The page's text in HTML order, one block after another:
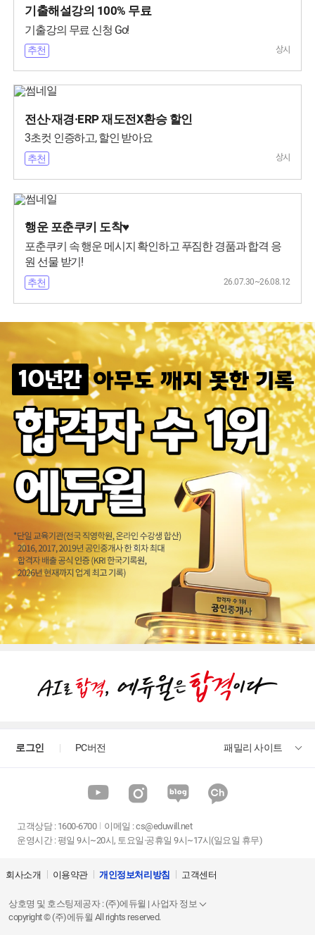
기출해설강의 100% 무료
기출강의 무료 신청 Go!
추천 상시
전산·재경·ERP 재도전X환승 할인
3초컷 인증하고, 할인 받아요
추천 상시
행운 포춘쿠키 도착♥
포춘쿠키 속 행운 메시지 확인하고 푸짐한 경품과 합격 응
원 선물 받기!
추천 26.07.30~26.08.12
로그인 PC버전 패밀리 사이트
고객상담: 1600-6700 이메일 :cs@eduwill.net
운영시간 : 평일 9시~20시, 토요일·공휴일 9시~17시(일요일 휴무)
회사소개 이용약관 개인정보처리방침 고객센터
상호명 및 호스팅제공자 : (주)에듀윌 | 사업자 정보
copyright © (주)에듀윌 All rights reserved.